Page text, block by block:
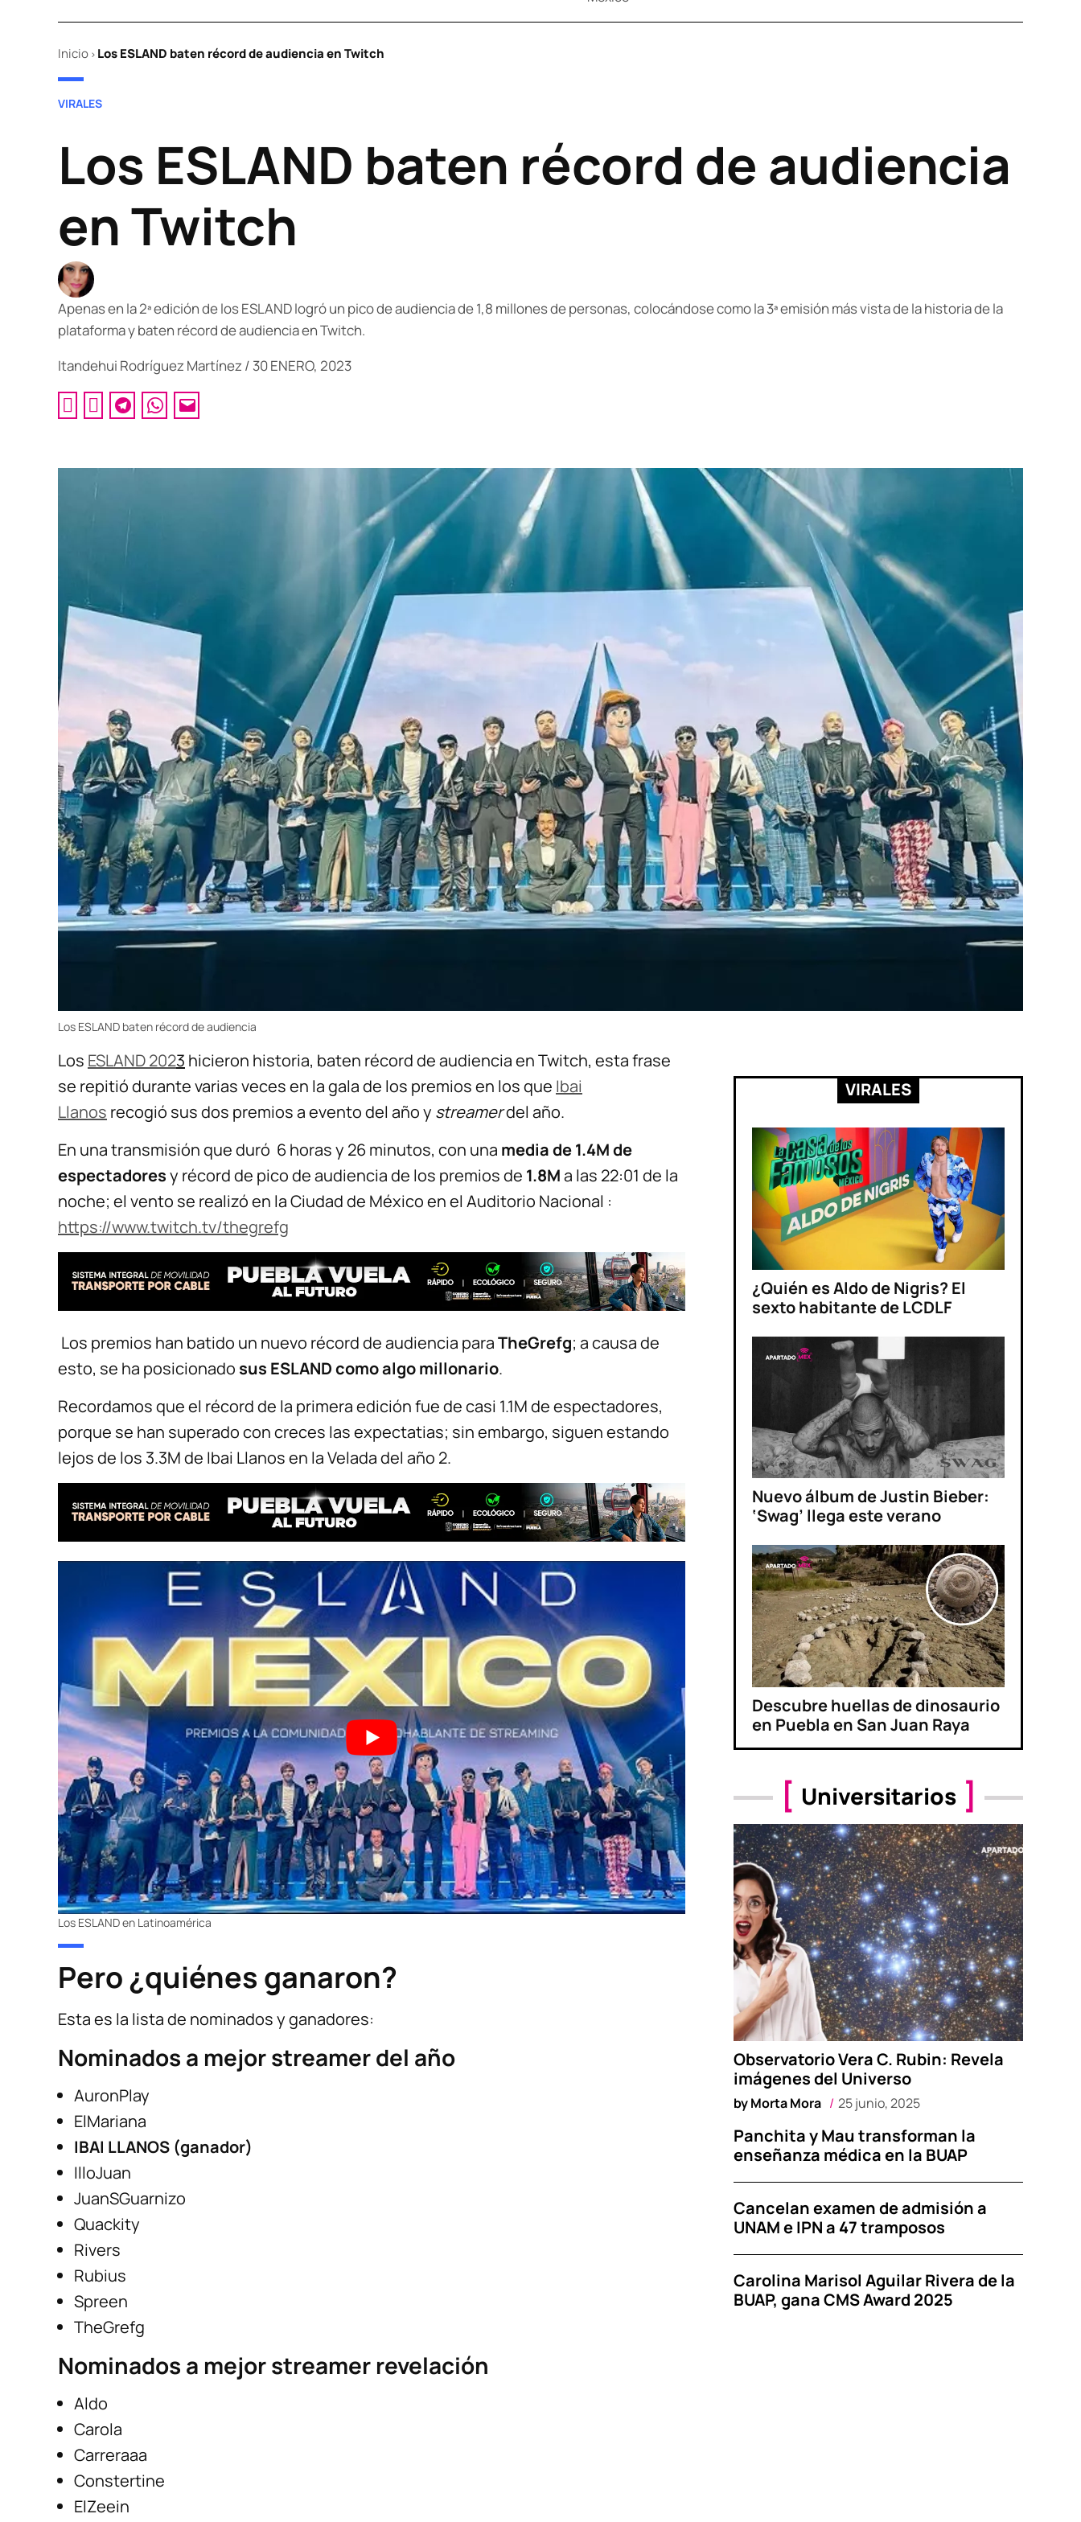
Inicio > Los ESLAND baten récord de audiencia en Twitch
POSTED
VIRALES
Los ESLAND baten récord de audiencia
en Twitch
Apenas en la 2ª edición de los ESLAND logró un pico de audiencia de 1,8 millones de personas, colocándose como la 3ª emisión más vista de la historia de la
plataforma y baten récord de audiencia en Twitch.
Itandehui Rodríguez Martínez / 30 ENERO, 2023
Los ESLAND baten récord de audiencia
Los ESLAND 2023 hicieron historia, baten récord de audiencia en Twitch, esta frase
se repitió durante varias veces en la gala de los premios en los que Ibai
Llanos recogió sus dos premios a evento del año y streamerdel año.
En una transmisión que duró 6 horas y 26 minutos, con una media de 1.4M de
espectadoresy récord de pico de audiencia de los premios de 1.8Ma las 22:01 de la
noche; el vento se realizó en la Ciudad de México en el Auditorio Nacional :
https://www.twitch.tv/thegrefg
Los premios han batido un nuevo récord de audiencia paraTheGrefg; a causa de
esto, se ha posicionado sus ESLAND como algo millonario.
Recordamos que el récord de la primera edición fue de casi 1.1M de espectadores,
porque se han superado con creces las expectatias; sin embargo, siguen estando
lejos de los 3.3M de Ibai Llanos en la Velada del año 2.
Los ESLAND en Latinoamérica
Pero ¿quiénes ganaron?
Esta es la lista de nominados y ganadores:
Nominados a mejor streamer del año
AuronPlay
ElMariana
IBAI LLANOS (ganador)
IlloJuan
JuanSGuarnizo
Quackity
Rivers
Rubius
Spreen
TheGrefg
Nominados a mejor streamer revelación
Aldo
Carola
Carreraaa
Constertine
ElZeein
VIRALES
¿Quién es Aldo de Nigris? El
sexto habitante de LCDLF
Nuevo álbum de Justin Bieber:
‘Swag’ llega este verano
Descubre huellas de dinosaurio
en Puebla en San Juan Raya
Universitarios
Observatorio Vera C. Rubin: Revela
imágenes del Universo
byMorta Mora 25 junio, 2025
Panchita y Mau transforman la
enseñanza médica en la BUAP
Cancelan examen de admisión a
UNAM e IPN a 47 tramposos
Carolina Marisol Aguilar Rivera de la
BUAP, gana CMS Award 2025